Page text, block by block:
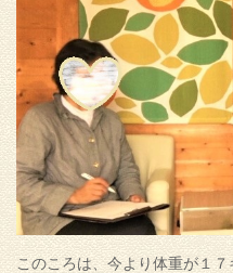
このころは、今より体重が１７